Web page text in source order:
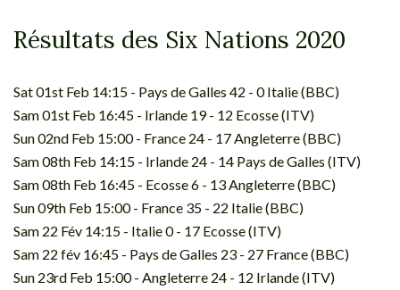
Résultats des Six Nations 2020
Sat 01st Feb 14:15 - Pays de Galles 42 - 0 Italie (BBC)
Sam 01st Feb 16:45 - Irlande 19 - 12 Ecosse (ITV)
Sun 02nd Feb 15:00 - France 24 - 17 Angleterre (BBC)
Sam 08th Feb 14:15 - Irlande 24 - 14 Pays de Galles (ITV)
Sam 08th Feb 16:45 - Ecosse 6 - 13 Angleterre (BBC)
Sun 09th Feb 15:00 - France 35 - 22 Italie (BBC)
Sam 22 Fév 14:15 - Italie 0 - 17 Ecosse (ITV)
Sam 22 fév 16:45 - Pays de Galles 23 - 27 France (BBC)
Sun 23rd Feb 15:00 - Angleterre 24 - 12 Irlande (ITV)